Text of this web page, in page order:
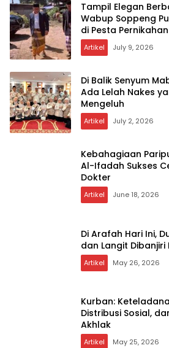
Tampil Elegan
Wabup Soppeng
di Pesta Pernikahan
Artikel July 9, 2026
Di Balik Senyum
Ada Lelah Nakes
Mengeluh
Artikel July 2, 2026
Kebahagiaan
Al-Ifadah Sukses
Dokter
Artikel June 18, 2026
Di Arafah Hari Ini,
dan Langit Dibanjiri
Artikel May 26, 2026
Kurban:
Distribusi Sosial,
Akhlak
Artikel May 25, 2026